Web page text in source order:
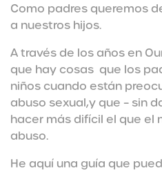
Como padres queremos
a nuestros hijos.
A través de los años en
que hay cosas que los
niños cuando están
abuso sexual,y que – sin
hacer más difícil el que el
abuso.
He aquí una guía que